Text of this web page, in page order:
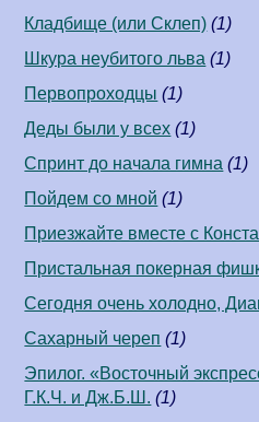
Кладбище (или Склеп) (1)
Шкура неубитого льва (1)
Первопроходцы (1)
Деды были у всех (1)
Спринт до начала гимна (1)
Пойдем со мной (1)
Приезжайте вместе с
Пристальная покерная
Сегодня очень холодно,
Сахарный череп (1)
Эпилог. «Восточный
Г.К.Ч. и Дж.Б.Ш. (1)